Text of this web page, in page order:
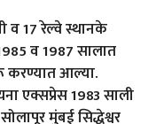
व 17 रेल्वे स्थानके
व 1987 सालात
करण्यात आल्या.
एक्सप्रेस 1983 साली
मुंबई सिद्धेश्वर